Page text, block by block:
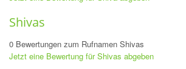
Shivas
0 Bewertungen zum Rufnamen Shivas
Jetzt eine Bewertung für Shivas abgeben